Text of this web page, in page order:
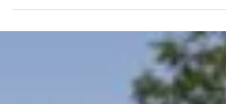
Depuis près de 60 ans, Green’s Blue Flame
Gas Company est un nom de confiance
le sud-est du Texas. Ce qui a commencé en
1967 comme une entreprise exploitant un
seul camion, acquise par Bill et Louise